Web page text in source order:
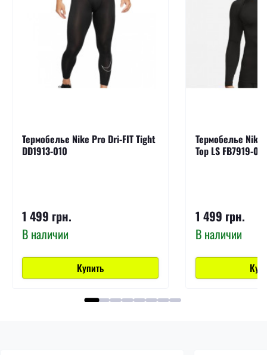
Термобелье Nike Pro Dri-FIT Tight
DD1913-010
1 499 грн.
В наличии
Купить
Термобелье Nike
Top LS FB7919-010
1 499 грн.
В наличии